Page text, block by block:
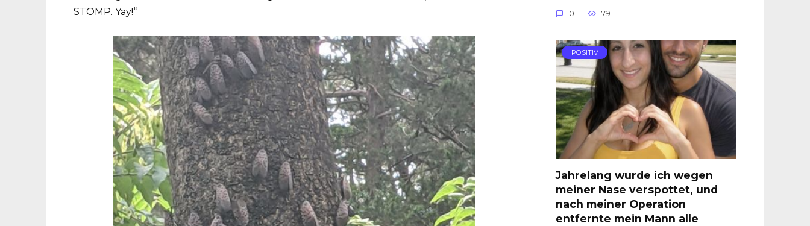
STOMP. Yay!“
0 79
POSITIV
Jahrelang wurde ich wegen
meiner Nase verspottet, und
nach meiner Operation
entfernte mein Mann alle